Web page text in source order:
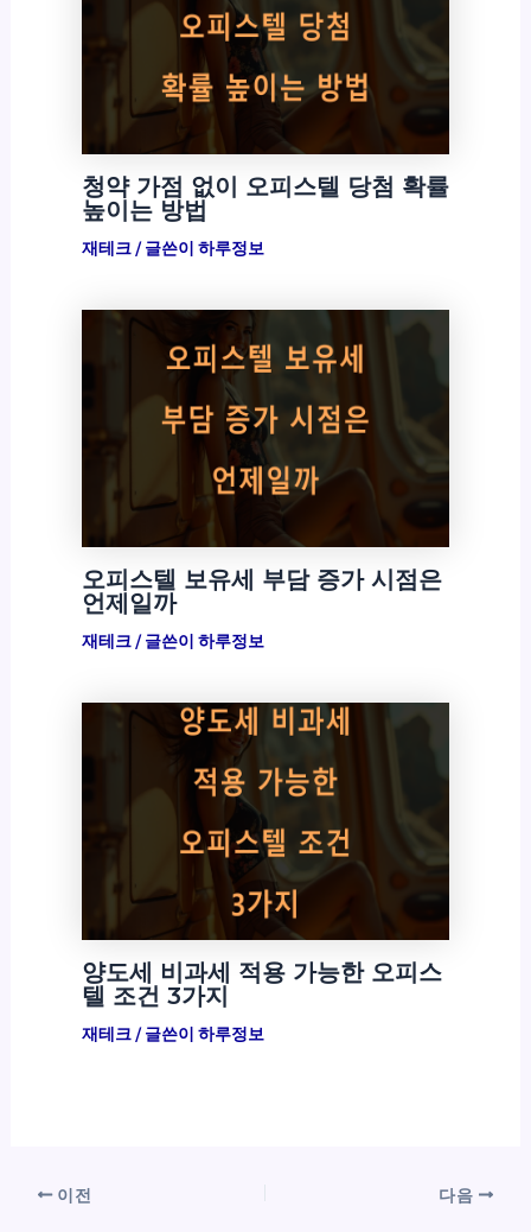
청약 가점 없이 오피스텔 당첨 확률
높이는 방법
재테크/ 글쓴이 하루정보
오피스텔 보유세 부담 증가 시점은
언제일까
재테크/ 글쓴이 하루정보
양도세 비과세 적용 가능한 오피스
텔 조건 3가지
재테크/ 글쓴이 하루정보
이전 다음